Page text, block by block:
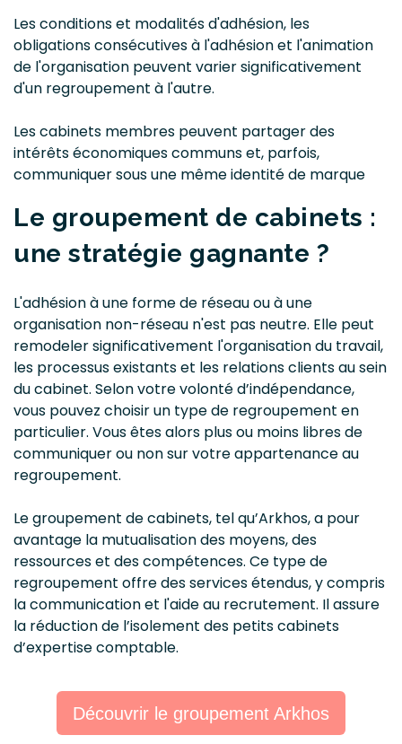
Les conditions et modalités d'adhésion, les
obligations consécutives à l'adhésion et l'animation
de l'organisation peuvent varier significativement
d'un regroupement à l'autre.
Les cabinets membres peuvent partager des
intérêts économiques communs et, parfois,
communiquer sous une même identité de marque
Le groupement de cabinets :
une stratégie gagnante ?
L'adhésion à une forme de réseau ou à une
organisation non-réseau n'est pas neutre. Elle peut
remodeler significativement l'organisation du travail,
les processus existants et les relations clients au sein
du cabinet. Selon votre volonté d’indépendance,
vous pouvez choisir un type de regroupement en
particulier. Vous êtes alors plus ou moins libres de
communiquer ou non sur votre appartenance au
regroupement.
Le groupement de cabinets, tel qu’Arkhos, a pour
avantage la mutualisation des moyens, des
ressources et des compétences. Ce type de
regroupement offre des services étendus, y compris
la communication et l'aide au recrutement. Il assure
la réduction de l’isolement des petits cabinets
d’expertise comptable.
Découvrir le groupement Arkhos